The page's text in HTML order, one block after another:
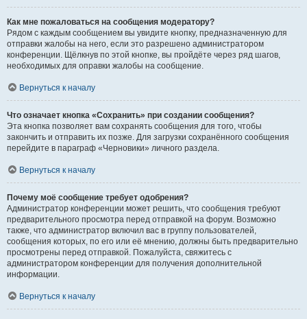
Как мне пожаловаться на сообщения модератору?
Рядом с каждым сообщением вы увидите кнопку, предназначенную для
отправки жалобы на него, если это разрешено администратором
конференции. Щёлкнув по этой кнопке, вы пройдёте через ряд шагов,
необходимых для оправки жалобы на сообщение.
Вернуться к началу
Что означает кнопка «Сохранить» при создании сообщения?
Эта кнопка позволяет вам сохранять сообщения для того, чтобы
закончить и отправить их позже. Для загрузки сохранённого сообщения
перейдите в параграф «Черновики» личного раздела.
Вернуться к началу
Почему моё сообщение требует одобрения?
Администратор конференции может решить, что сообщения требуют
предварительного просмотра перед отправкой на форум. Возможно
также, что администратор включил вас в группу пользователей,
сообщения которых, по его или её мнению, должны быть предварительно
просмотрены перед отправкой. Пожалуйста, свяжитесь с
администратором конференции для получения дополнительной
информации.
Вернуться к началу